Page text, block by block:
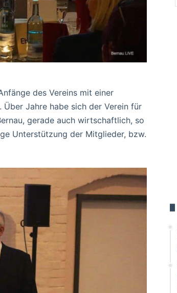
des Vereins mit einer
Jahre habe sich der Verein für
gerade auch wirtschaftlich, so
Unterstützung der Mitglieder, bzw.